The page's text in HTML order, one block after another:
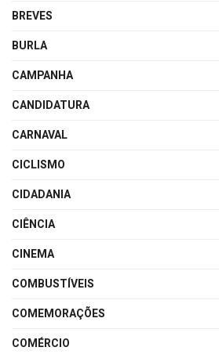
BREVES
BURLA
CAMPANHA
CANDIDATURA
CARNAVAL
CICLISMO
CIDADANIA
CIÊNCIA
CINEMA
COMBUSTÍVEIS
COMEMORAÇÕES
COMÉRCIO